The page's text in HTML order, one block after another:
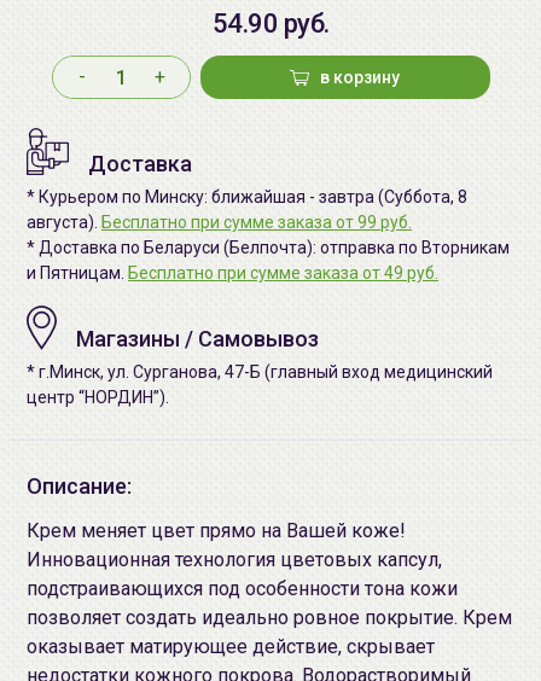
54.90 руб.
- + в корзину
Доставка
* Курьером по Минску: ближайшая - завтра (Суббота, 8
августа). Бесплатно при сумме заказа от 99 руб.
* Доставка по Беларуси (Белпочта): отправка по Вторникам
и Пятницам. Бесплатно при сумме заказа от 49 руб.
Магазины / Самовывоз
* г.Минск, ул. Сурганова, 47-Б (главный вход медицинский
центр “НОРДИН”).
Описание:
Крем меняет цвет прямо на Вашей коже!
Инновационная технология цветовых капсул,
подстраивающихся под особенности тона кожи
позволяет создать идеально ровное покрытие. Крем
оказывает матирующее действие, скрывает
недостатки кожного покрова. Водорастворимый